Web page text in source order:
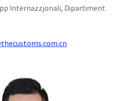
Internazzjonali, Dipartiment